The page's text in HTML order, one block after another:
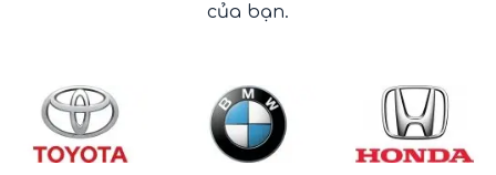
của bạn.